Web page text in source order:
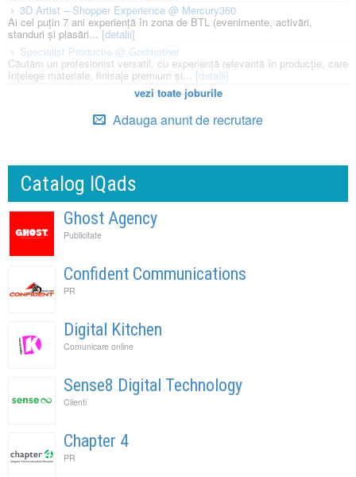
3D Artist – Shopper Experience @ Mercury360
Ai cel puțin 7 ani experiență în zona de BTL (evenimente, activări,
standuri și plasări...[detalii]
Specialist Productie @ Godmother
Căutăm un profesionist versatil, cu experiență relevantă în producție, care
înțelege materiale, finisaje premium și... [detalii]
vezi toate joburile
Adauga anunt de recrutare
Catalog IQads
Ghost Agency
Publicitate
Confident Communications
PR
Digital Kitchen
Comunicare online
Sense8 Digital Technology
Clienti
Chapter 4
PR